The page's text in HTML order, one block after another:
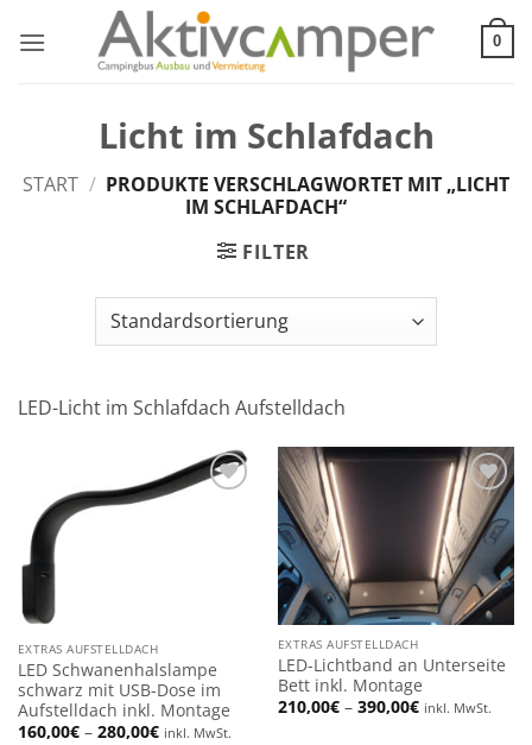
Inhalt
0
Licht im Schlafdach
START / PRODUKTE VERSCHLAGWORTET MIT „LICHT
IM SCHLAFDACH“
FILTER
LED-Licht im Schlafdach Aufstelldach
EXTRAS AUFSTELLDACH
LED Schwanenhalslampe
schwarz mit USB-Dose im
Aufstelldach inkl. Montage
160,00€ – 280,00€Preisspanne:
inkl. MwSt.
Add to
wishlist
EXTRAS AUFSTELLDACH
LED-Lichtband an Unterseite
Bett inkl. Montage
210,00€ – 390,00€Preisspanne:
inkl. MwSt.